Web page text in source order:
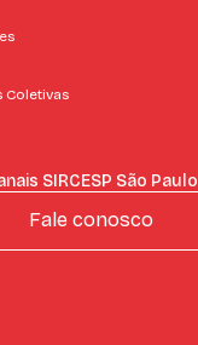
Coletivas
SIRCESP São Paulo
Fale conosco